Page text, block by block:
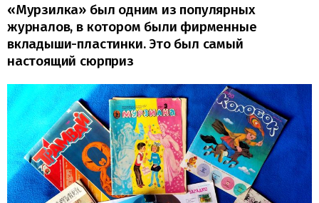
«Мурзилка» был одним из популярных
журналов, в котором были фирменные
вкладыши-пластинки. Это был самый
настоящий сюрприз